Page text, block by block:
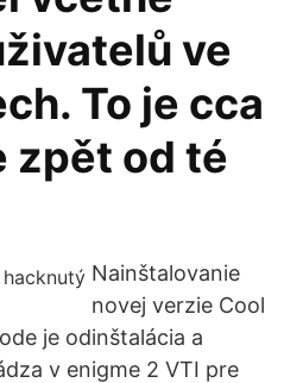
ve
To je cca
zpět od té
Nainštalovanie
novej verzie Cool
je odinštalácia a
v enigme 2 VTI pre